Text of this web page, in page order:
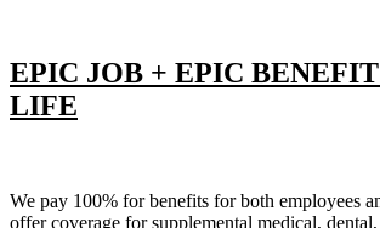
EPIC JOB + EPIC
LIFE
We pay 100% for benefits for both employees
offer coverage for supplemental medical,